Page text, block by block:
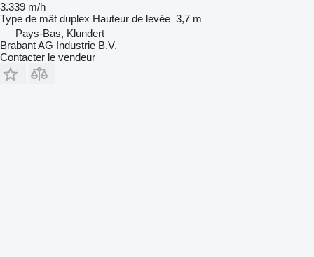
3.339 m/h
Type de mât duplex Hauteur de levée 3,7 m
Pays-Bas, Klundert
Brabant AG Industrie B.V.
Contacter le vendeur